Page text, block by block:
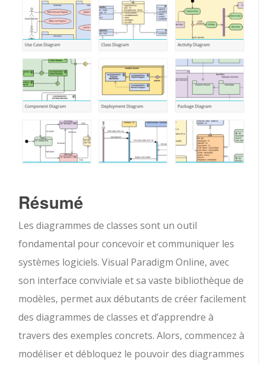
Résumé
Les diagrammes de classes sont un outil
fondamental pour concevoir et communiquer les
systèmes logiciels. Visual Paradigm Online, avec
son interface conviviale et sa vaste bibliothèque de
modèles, permet aux débutants de créer facilement
des diagrammes de classes et d’apprendre à
travers des exemples concrets. Alors, commencez à
modéliser et débloquez le pouvoir des diagrammes